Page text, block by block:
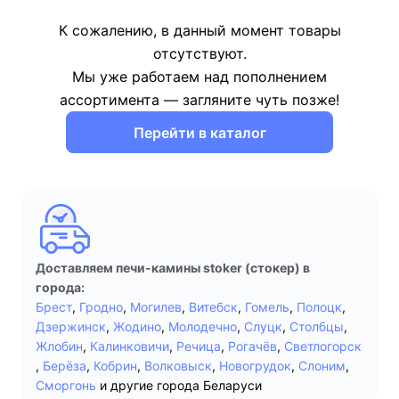
К сожалению, в данный момент товары
отсутствуют.
Мы уже работаем над пополнением
ассортимента — загляните чуть позже!
Перейти в каталог
Доставляем печи-камины stoker (стокер) в
города:
Брест, Гродно, Могилев, Витебск, Гомель, Полоцк,
Дзержинск, Жодино, Молодечно, Слуцк, Столбцы,
Жлобин, Калинковичи, Речица, Рогачёв, Светлогорск
, Берёза, Кобрин, Волковыск, Новогрудок, Слоним,
Сморгонь и другие города Беларуси